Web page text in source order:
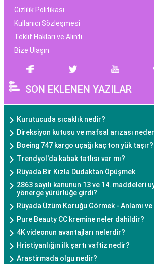
Gizlilik Politikası
Kullanıcı Sözleşmesi
Teklif Hakları ve Alıntı
Bize Ulaşın
SON EKLENEN YAZILAR
Kurutucuda sıcaklık nedir?
Direksiyon kutusu ve mafsal arızası
Boeing 747 kargo uçağı kaç ton yük taşır?
Trendyol'da kabak tatlısı var mı?
Rüyada Bir Kızla Dudaktan Öpüşmek
2863 sayılı kanunun 13 ve 14. maddeleri
yönerge yürürlüğe girdi?
Rüyada Üzüm Koruğu Görmek - Anlamı
Pure Beauty CC kremine neler dahildir?
4K videonun avantajları nelerdir?
Hristiyanlığın ilk şartı vaftiz nedir?
Arastirmada olgu nedir?